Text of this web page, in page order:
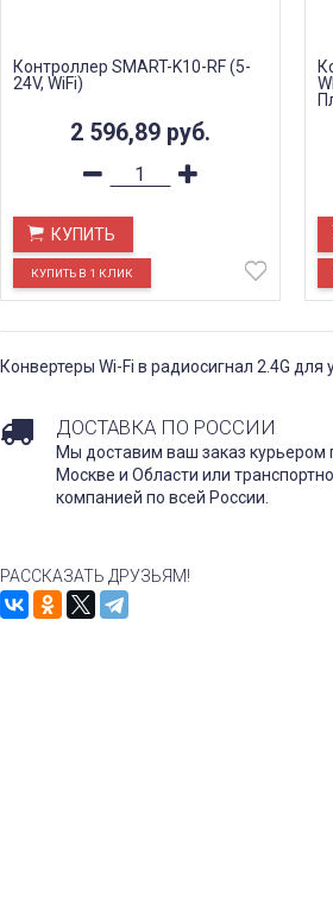
Контроллер SMART-K10-RF (5-
24V, WiFi)
2 596,89 руб.
КУПИТЬ
Конвертеры Wi-Fi в радиосигнал 2.4G
ДОСТАВКА ПО РОССИИ
Мы доставим ваш заказ курьером
Москве и Области или
компанией по всей России.
РАССКАЗАТЬ ДРУЗЬЯМ!